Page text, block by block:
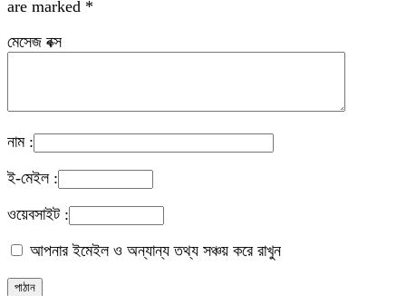
are marked *
মেসেজ বক্স
নাম :
ই-মেইল :
ওয়েবসাইট :
আপনার ইমেইল ও অন্যান্য তথ্য সঞ্চয় করে রাখুন